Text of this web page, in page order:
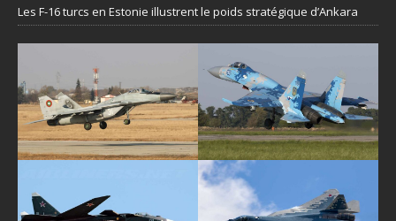
Les F-16 turcs en Estonie illustrent le poids stratégique d’Ankara